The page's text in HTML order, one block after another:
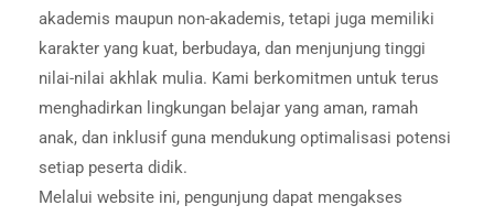
akademis maupun non-akademis, tetapi juga memiliki
karakter yang kuat, berbudaya, dan menjunjung tinggi
nilai-nilai akhlak mulia. Kami berkomitmen untuk terus
menghadirkan lingkungan belajar yang aman, ramah
anak, dan inklusif guna mendukung optimalisasi potensi
setiap peserta didik.
Melalui website ini, pengunjung dapat mengakses